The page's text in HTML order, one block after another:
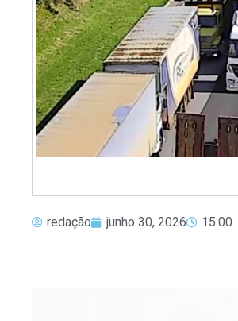
redação junho 30, 2026 15:00